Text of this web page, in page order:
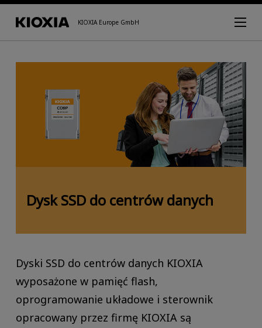
KIOXIA Europe GmbH
Dysk SSD do centrów danych
Dyski SSD do centrów danych KIOXIA
wyposażone w pamięć flash,
oprogramowanie układowe i sterownik
opracowany przez firmę KIOXIA są